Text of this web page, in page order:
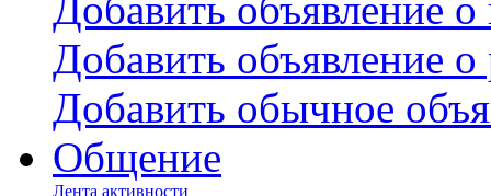
Добавить объявление
Добавить объявление о
Добавить обычное
Общение
Лента активности